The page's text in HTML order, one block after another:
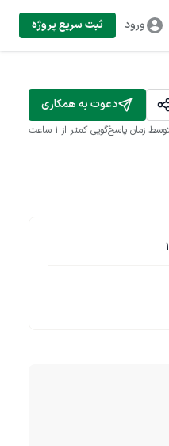
ورود ثبت سریع پروژه
دعوت به همکاری
زمان پاسخ‌گویی کمتر از 1 ساعت